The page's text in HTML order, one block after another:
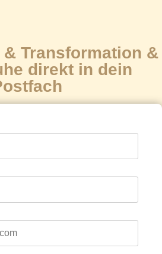
Transformation &
direkt in dein